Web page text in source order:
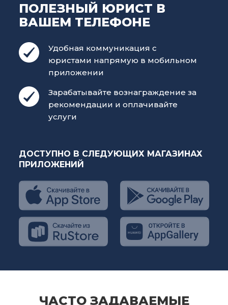
ПОЛЕЗНЫЙ ЮРИСТ В
ВАШЕМ ТЕЛЕФОНЕ
Удобная коммуникация с
юристами напрямую в мобильном
приложении
Зарабатывайте вознаграждение за
рекомендации и оплачивайте
услуги
ДОСТУПНО В СЛЕДУЮЩИХ МАГАЗИНАХ
ПРИЛОЖЕНИЙ
ЧАСТО ЗАДАВАЕМЫЕ